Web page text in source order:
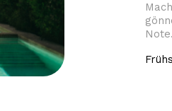
Note.